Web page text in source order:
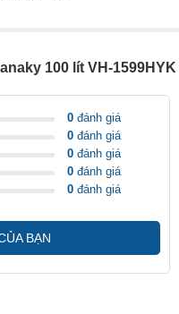
môi trường với gas
giúp tủ làm lạnh nhanh
thụ trung bình 0.62
vệ an toàn cho gia đình
100 lít VH-1599HYK
0 đánh giá
0 đánh giá
0 đánh giá
0 đánh giá
0 đánh giá
BẠN